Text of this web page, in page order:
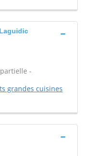
-
grandes cuisines